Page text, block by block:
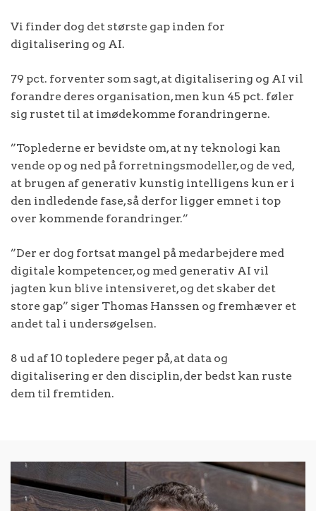
Vi finder dog det største gap inden for
digitalisering og AI.
79 pct. forventer som sagt, at digitalisering og AI vil
forandre deres organisation, men kun 45 pct. føler
sig rustet til at imødekomme forandringerne.
”Toplederne er bevidste om, at ny teknologi kan
vende op og ned på forretningsmodeller, og de ved,
at brugen af generativ kunstig intelligens kun er i
den indledende fase, så derfor ligger emnet i top
over kommende forandringer.”
”Der er dog fortsat mangel på medarbejdere med
digitale kompetencer, og med generativ AI vil
jagten kun blive intensiveret, og det skaber det
store gap” siger Thomas Hanssen og fremhæver et
andet tal i undersøgelsen.
8 ud af 10 topledere peger på, at data og
digitalisering er den disciplin, der bedst kan ruste
dem til fremtiden.